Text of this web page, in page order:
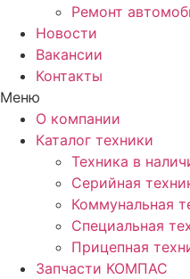
Ремонт
Новости
Вакансии
Контакты
Меню
О компании
Каталог техники
Техника в
Серийная
Коммунальная
Специальная
Прицепная
Запчасти КОМПАС